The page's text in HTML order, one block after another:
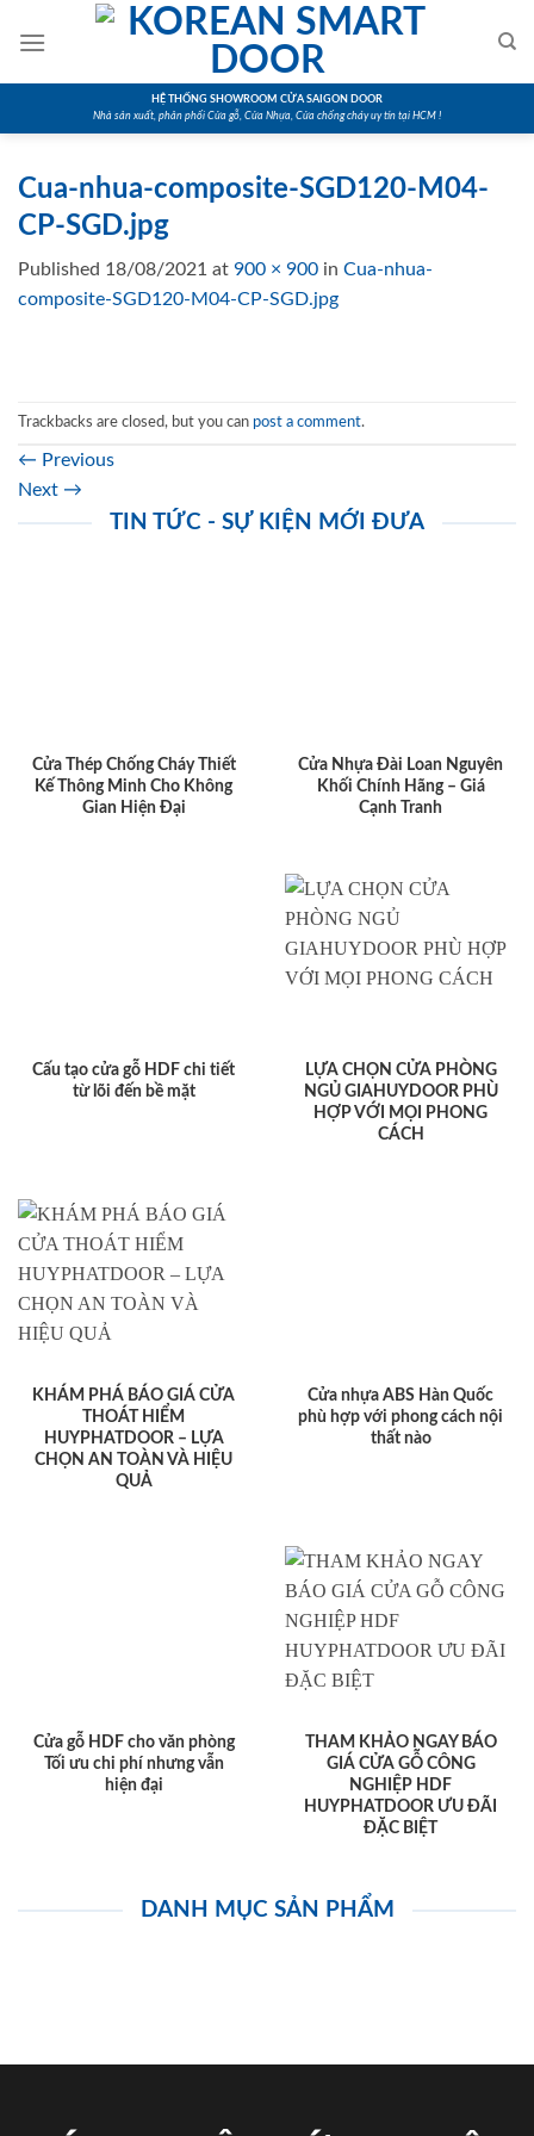
HỆ THỐNG SHOWROOM CỬA SAIGON DOOR
Nhà sản xuất, phân phối Cửa gỗ, Cửa Nhựa, Cửa chống cháy uy tín tại HCM !
Cua-nhua-composite-SGD120-M04-
CP-SGD.jpg
Published 18/08/2021 at 900 × 900 in Cua-nhua-
composite-SGD120-M04-CP-SGD.jpg
Trackbacks are closed, but you can post a comment.
← Previous
Next →
TIN TỨC - SỰ KIỆN MỚI ĐƯA
Cửa Thép Chống Cháy Thiết
Kế Thông Minh Cho Không
Gian Hiện Đại
Cửa Nhựa Đài Loan Nguyên
Khối Chính Hãng – Giá
Cạnh Tranh
Cấu tạo cửa gỗ HDF chi tiết
từ lõi đến bề mặt
LỰA CHỌN CỬA PHÒNG
NGỦ GIAHUYDOOR PHÙ
HỢP VỚI MỌI PHONG
CÁCH
KHÁM PHÁ BÁO GIÁ CỬA
THOÁT HIỂM
HUYPHATDOOR – LỰA
CHỌN AN TOÀN VÀ HIỆU
QUẢ
Cửa nhựa ABS Hàn Quốc
phù hợp với phong cách nội
thất nào
Cửa gỗ HDF cho văn phòng
Tối ưu chi phí nhưng vẫn
hiện đại
THAM KHẢO NGAY BÁO
GIÁ CỬA GỖ CÔNG
NGHIỆP HDF
HUYPHATDOOR ƯU ĐÃI
ĐẶC BIỆT
DANH MỤC SẢN PHẨM